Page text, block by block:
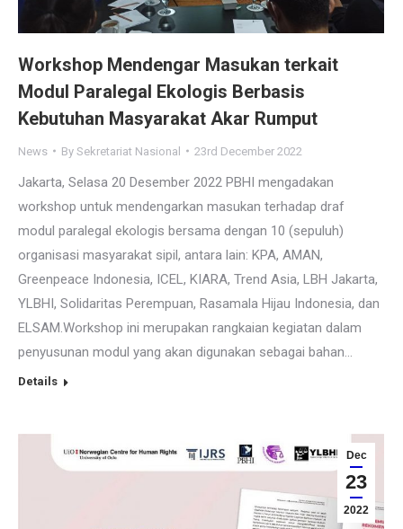
Workshop Mendengar Masukan terkait
Modul Paralegal Ekologis Berbasis
Kebutuhan Masyarakat Akar Rumput
News By Sekretariat Nasional 23rd December 2022
Jakarta, Selasa 20 Desember 2022 PBHI mengadakan
workshop untuk mendengarkan masukan terhadap draf
modul paralegal ekologis bersama dengan 10 (sepuluh)
organisasi masyarakat sipil, antara lain: KPA, AMAN,
Greenpeace Indonesia, ICEL, KIARA, Trend Asia, LBH Jakarta,
YLBHI, Solidaritas Perempuan, Rasamala Hijau Indonesia, dan
ELSAM.Workshop ini merupakan rangkaian kegiatan dalam
penyusunan modul yang akan digunakan sebagai bahan…
Details
Dec
23
2022